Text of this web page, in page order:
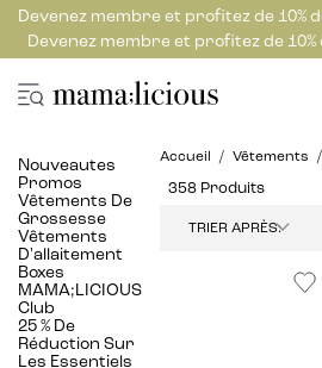
Devenez membre et profitez de 10%
Devenez membre et profitez de
Nouveautes
Promos
Vêtements De
Grossesse
Vêtements
D'allaitement
Boxes
MAMA;LICIOUS
Club
25 % De
Réduction Sur
Les Essentiels
Accueil Vêtements
358 Produits
TRIER APRÈS: